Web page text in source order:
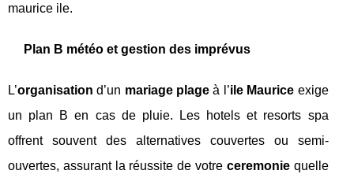
maurice ile.
Plan B météo et gestion des imprévus
L’organisation d’un mariage plage à l’ile Maurice exige
un plan B en cas de pluie. Les hotels et resorts spa
offrent souvent des alternatives couvertes ou semi-
ouvertes, assurant la réussite de votre ceremoniequelle